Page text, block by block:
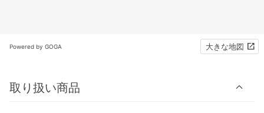
Powered by GOGA 大きな地図
取り扱い商品